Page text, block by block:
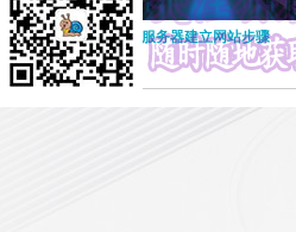
阿里云服务器建立网站步骤